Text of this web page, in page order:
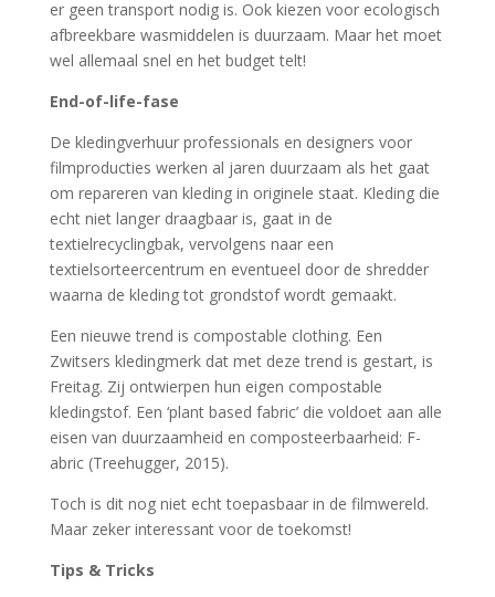
er geen transport nodig is. Ook kiezen voor ecologisch
afbreekbare wasmiddelen is duurzaam. Maar het moet
wel allemaal snel en het budget telt!
End-of-life-fase
De kledingverhuur professionals en designers voor
filmproducties werken al jaren duurzaam als het gaat
om repareren van kleding in originele staat. Kleding die
echt niet langer draagbaar is, gaat in de
textielrecyclingbak, vervolgens naar een
textielsorteercentrum en eventueel door de shredder
waarna de kleding tot grondstof wordt gemaakt.
Een nieuwe trend is compostable clothing. Een
Zwitsers kledingmerk dat met deze trend is gestart, is
Freitag. Zij ontwierpen hun eigen compostable
kledingstof. Een ‘plant based fabric’ die voldoet aan alle
eisen van duurzaamheid en composteerbaarheid: F-
abric (Treehugger, 2015).
Toch is dit nog niet echt toepasbaar in de filmwereld.
Maar zeker interessant voor de toekomst!
Tips & Tricks